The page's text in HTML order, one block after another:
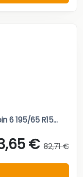
6 195/65 R15...
€ 82,71 €